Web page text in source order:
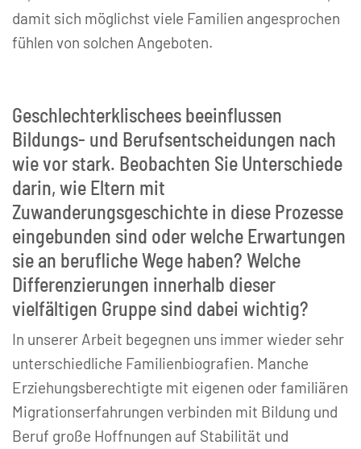
damit sich möglichst viele Familien angesprochen
fühlen von solchen Angeboten.
Geschlechterklischees beeinflussen
Bildungs- und Berufsentscheidungen nach
wie vor stark. Beobachten Sie Unterschiede
darin, wie Eltern mit
Zuwanderungsgeschichte in diese Prozesse
eingebunden sind oder welche Erwartungen
sie an berufliche Wege haben? Welche
Differenzierungen innerhalb dieser
vielfältigen Gruppe sind dabei wichtig?
In unserer Arbeit begegnen uns immer wieder sehr
unterschiedliche Familienbiografien. Manche
Erziehungsberechtigte mit eigenen oder familiären
Migrationserfahrungen verbinden mit Bildung und
Beruf große Hoffnungen auf Stabilität und